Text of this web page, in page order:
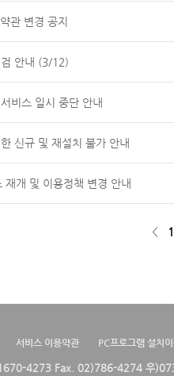
관 변경 공지
안내 (3/12)
비스 일시 중단 안내
신규 및 재설치 불가 안내
개 및 이용정책 변경 안내
< 1
서비스 이용약관 PC프로그램 설치
4273 Fax. 02)786-4274 우